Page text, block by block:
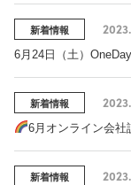
新着情報
6月24日（土）
新着情報
6月オンライン会社
新着情報